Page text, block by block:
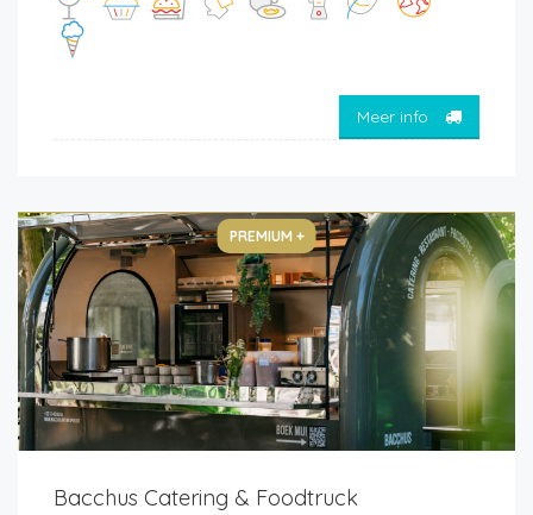
Meer info
PREMIUM +
Bacchus Catering & Foodtruck